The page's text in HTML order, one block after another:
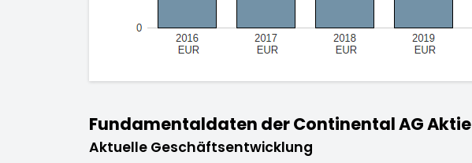
Fundamentaldaten der Continental AG Aktie
Aktuelle Geschäftsentwicklung